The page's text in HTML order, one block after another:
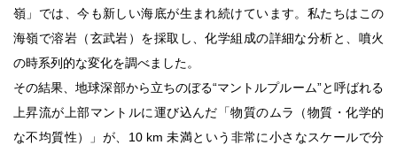
嶺」では、今も新しい海底が生まれ続けています。私たちはこの
海嶺で溶岩（玄武岩）を採取し、化学組成の詳細な分析と、噴火
の時系列的な変化を調べました。
その結果、地球深部から立ちのぼる“マントルプルーム”と呼ばれる
上昇流が上部マントルに運び込んだ「物質のムラ（物質・化学的
な不均質性）」が、10 km 未満という非常に小さなスケールで分